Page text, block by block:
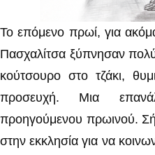
Το επόμενο πρωί, για
Πασχαλίτσα ξύπνησαν
κούτσουρο στο τζάκι,
προσευχή. Μια
προηγούμενου πρωινού.
στην εκκλησία για να